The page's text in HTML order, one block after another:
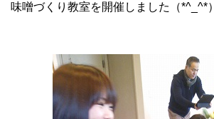
味噌づくり教室を開催しました（*^_^*）